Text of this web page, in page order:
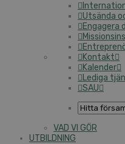
Utsända
Engagera
Kontakt
Kalender
Lediga
SAU
VAD VI GÖR
UTBILDNING